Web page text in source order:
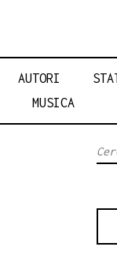
AUTORI
MUSICA